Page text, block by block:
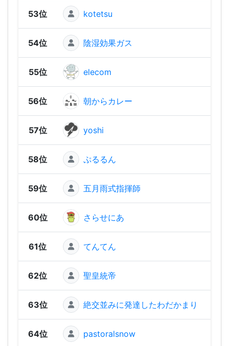
53位 kotetsu
54位 陰湿効果ガス
55位 elecom
56位 朝からカレー
57位 yoshi
58位 ぷるるん
59位 五月雨式指揮師
60位 さらせにあ
61位 てんてん
62位 聖皇統帝
63位 絶交並みに発達したわだかまり
64位 pastoralsnow